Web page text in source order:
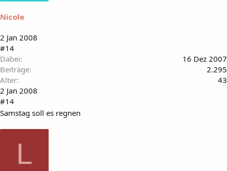
Nicole
2 Jan 2008
#14
Dabei
16 Dez 2007
Beiträge
2.295
Alter
43
2 Jan 2008
#14
Samstag soll es regnen
L